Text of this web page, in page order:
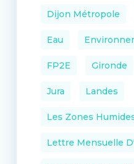
Dijon Métropole
Eau
FP2E Gironde
Jura Landes
Les Zones
Lettre Mensuelle